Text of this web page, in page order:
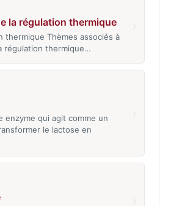
la régulation thermique
thermique Thèmes associés à
régulation thermique…
enzyme qui agit comme un
le lactose en